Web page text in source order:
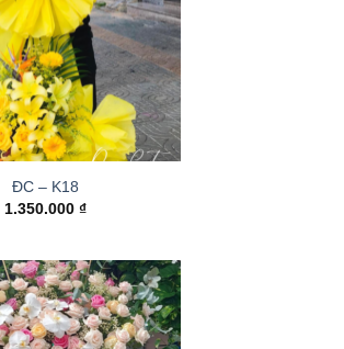
ĐC – K18
1.350.000 ₫